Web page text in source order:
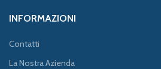
INFORMAZIONI
Contatti
La Nostra Azienda